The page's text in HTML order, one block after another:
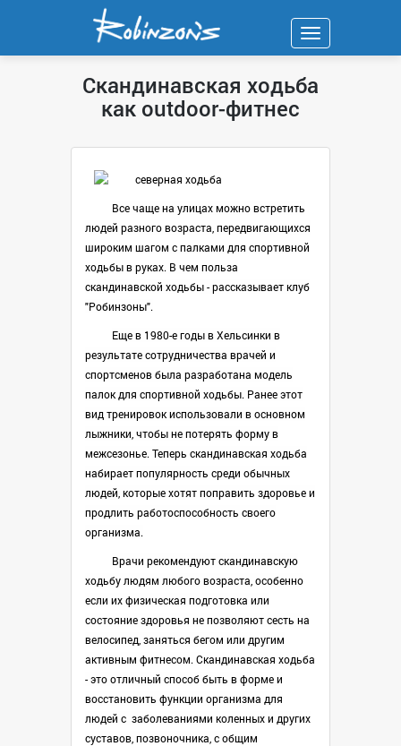
Навигация
Скандинавская ходьба
как outdoor-фитнес
Все чаще на улицах можно встретить
людей разного возраста, передвигающихся
широким шагом с палками для спортивной
ходьбы в руках. В чем польза
скандинавской ходьбы - рассказывает клуб
"Робинзоны".
Еще в 1980-е годы в Хельсинки в
результате сотрудничества врачей и
спортсменов была разработана модель
палок для спортивной ходьбы. Ранее этот
вид тренировок использовали в основном
лыжники, чтобы не потерять форму в
межсезонье. Теперь скандинавская ходьба
набирает популярность среди обычных
людей, которые хотят поправить здоровье и
продлить работоспособность своего
организма.
Врачи рекомендуют скандинавскую
ходьбу людям любого возраста, особенно
если их физическая подготовка или
состояние здоровья не позволяют сесть на
велосипед, заняться бегом или другим
активным фитнесом. Скандинавская ходьба
- это отличный способ быть в форме и
восстановить функции организма для
людей с заболеваниями коленных и других
суставов, позвоночника, с общим